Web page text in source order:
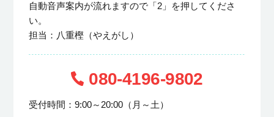
自動音声案内が流れますので「2」を押してくださ
い。
担当：八重樫（やえがし）
080-4196-9802
受付時間：9:00～20:00（月～土）